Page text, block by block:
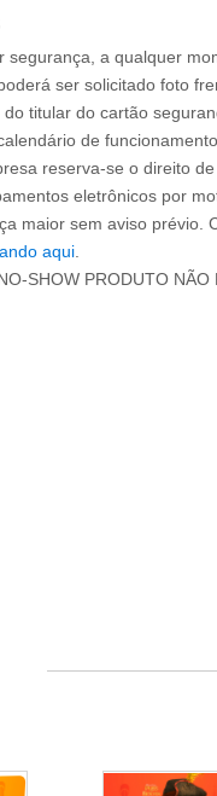
segurança, a qualquer
ser solicitado foto
titular do cartão
de funcionamento
reserva-se o direito
eletrônicos por
maior sem aviso prévio.
aqui
SHOW PRODUTO NÃO